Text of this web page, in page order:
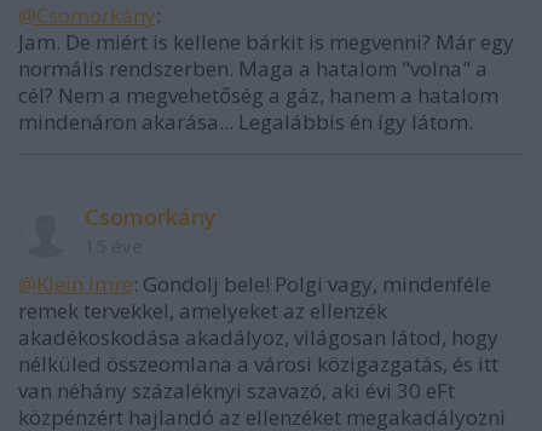
@Csomorkány:
Jam. De miért is kellene bárkit is megvenni? Már egy
normális rendszerben. Maga a hatalom "volna" a
cél? Nem a megvehetőség a gáz, hanem a hatalom
mindenáron akarása... Legalábbis én így látom.
Csomorkány
@Klein Imre: Gondolj bele! Polgi vagy, mindenféle
remek tervekkel, amelyeket az ellenzék
akadékoskodása akadályoz, világosan látod, hogy
nélküled összeomlana a városi közigazgatás, és itt
van néhány százaléknyi szavazó, aki évi 30 eFt
közpénzért hajlandó az ellenzéket megakadályozni